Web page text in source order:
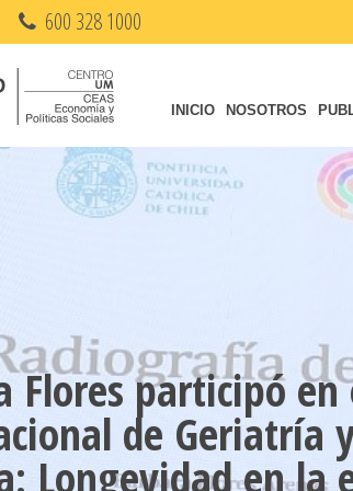
600 328 1000
INICIO NOSOTROS
Flores participó en
de Geriatría
Longevidad en la